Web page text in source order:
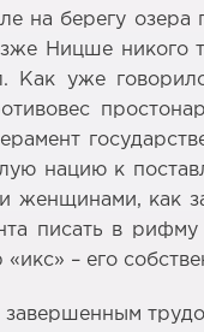
на берегу
Ницше
уже
нацию к
как
писать в
– его